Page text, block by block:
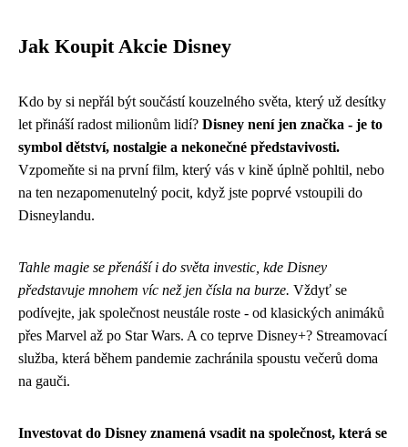
Jak Koupit Akcie Disney
Kdo by si nepřál být součástí kouzelného světa, který už desítky
let přináší radost milionům lidí? Disney není jen značka - je to
symbol dětství, nostalgie a nekonečné představivosti.
Vzpomeňte si na první film, který vás v kině úplně pohltil, nebo
na ten nezapomenutelný pocit, když jste poprvé vstoupili do
Disneylandu.
Tahle magie se přenáší i do světa investic, kde Disney
představuje mnohem víc než jen čísla na burze. Vždyť se
podívejte, jak společnost neustále roste - od klasických animáků
přes Marvel až po Star Wars. A co teprve Disney+? Streamovací
služba, která během pandemie zachránila spoustu večerů doma
na gauči.
Investovat do Disney znamená vsadit na společnost, která se